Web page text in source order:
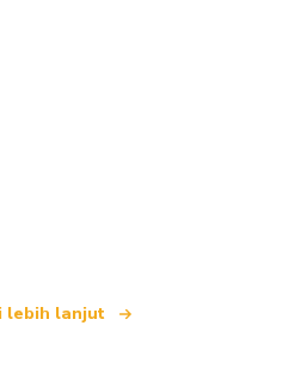
lebih lanjut